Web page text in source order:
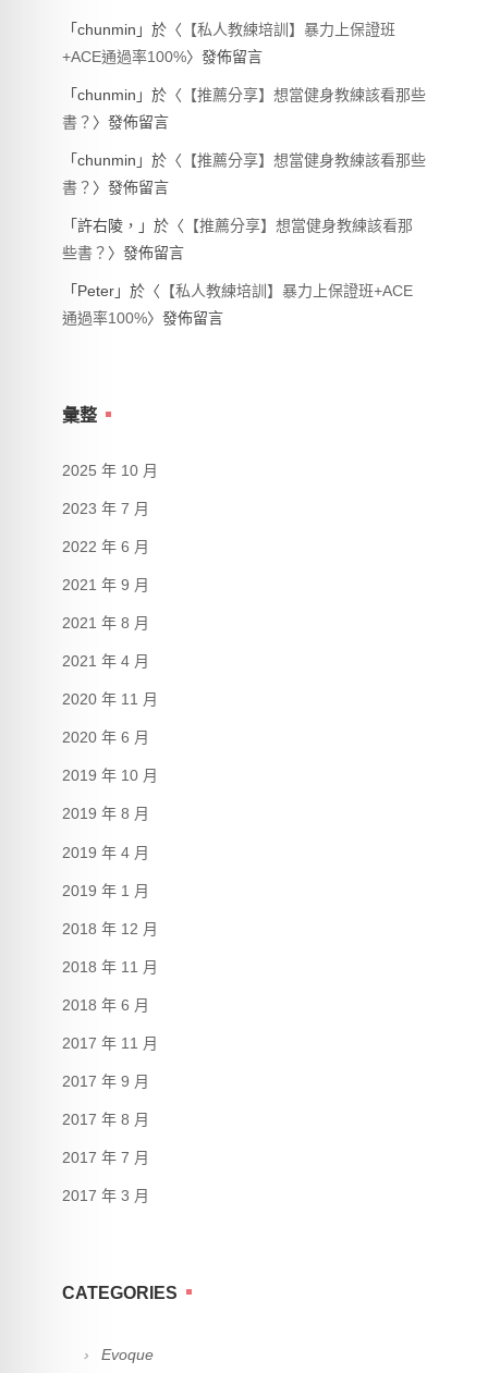
「chunmin 」於〈 【私人教練培訓】暴力上保證班
+ACE通過率100%〉發佈留言
「chunmin 」於〈 【推薦分享】想當健身教練該看那些
書？ 〉發佈留言
「chunmin 」於〈 【推薦分享】想當健身教練該看那些
書？ 〉發佈留言
「許右陵， 」於〈 【推薦分享】想當健身教練該看那
些書？ 〉發佈留言
「 Peter」於〈 【私人教練培訓】暴力上保證班+ACE
通過率100%〉發佈留言
彙整
2025 年 10 月
2023 年 7 月
2022 年 6 月
2021 年 9 月
2021 年 8 月
2021 年 4 月
2020 年 11 月
2020 年 6 月
2019 年 10 月
2019 年 8 月
2019 年 4 月
2019 年 1 月
2018 年 12 月
2018 年 11 月
2018 年 6 月
2017 年 11 月
2017 年 9 月
2017 年 8 月
2017 年 7 月
2017 年 3 月
CATEGORIES
Evoque